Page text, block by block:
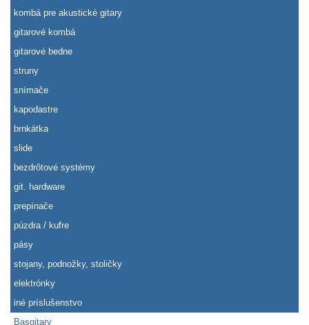
kombá pre akustické gitary
gitarové kombá
gitarové bedne
struny
snímače
kapodastre
brnkátka
slide
bezdrôtové systémy
git. hardware
prepínače
púzdra / kufre
pásy
stojany, podnožky, stoličky
elektrónky
iné príslušenstvo
Basgitary